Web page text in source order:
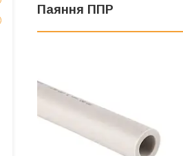
Паяння ППР